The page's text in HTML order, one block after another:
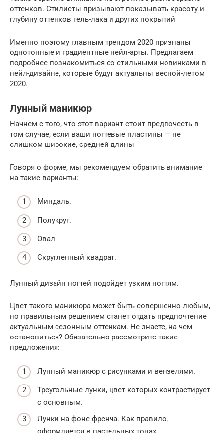
оттенков. Стилисты призывают показывать красоту и
глубину оттенков гель-лака и других покрытий
Именно поэтому главным трендом 2020 признаны
однотонные и градиентные нейл-арты. Предлагаем
подробнее познакомиться со стильными новинками в
нейл-дизайне, которые будут актуальны весной-летом
2020.
Лунный маникюр
Начнем с того, что этот вариант стоит предпочесть в
том случае, если ваши ногтевые пластины — не
слишком широкие, средней длины
Говоря о форме, мы рекомендуем обратить внимание
на такие варианты:
Миндаль.
Полукруг.
Овал.
Скругленный квадрат.
Лунный дизайн ногтей подойдет узким ногтям.
Цвет такого маникюра может быть совершенно любым,
но правильным решением станет отдать предпочтение
актуальным сезонным оттенкам. Не знаете, на чем
остановиться? Обязательно рассмотрите такие
предложения:
Лунный маникюр с рисунками и вензелями.
Треугольные лунки, цвет которых контрастирует
с основным.
Лунки на фоне френча. Как правило,
оформляется в пастельных тонах.